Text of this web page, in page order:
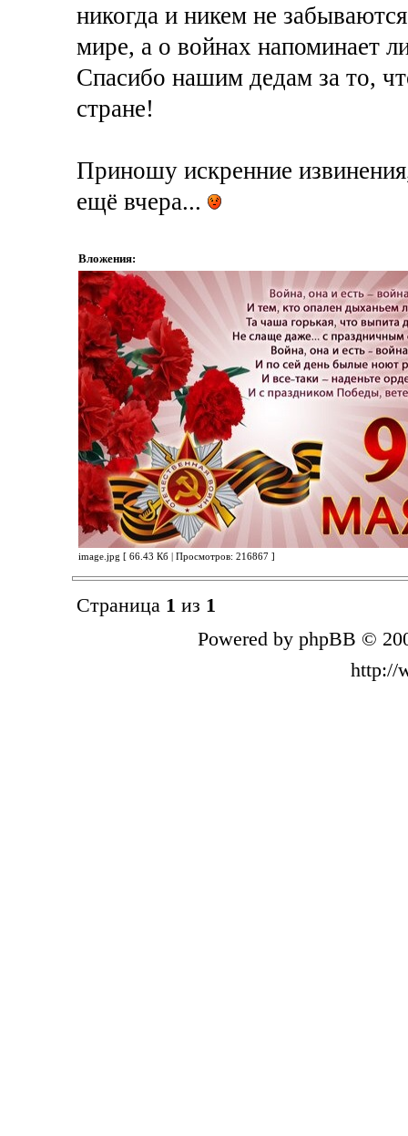
никогда и никем не
мире, а о войнах напоминает
Спасибо нашим дедам за то,
стране!
Приношу искренние
ещё вчера...
Вложения:
image.jpg [ 66.43 Кб | Просмотров: 216867 ]
Страница 1 из 1
Powered by phpBB ©
http://